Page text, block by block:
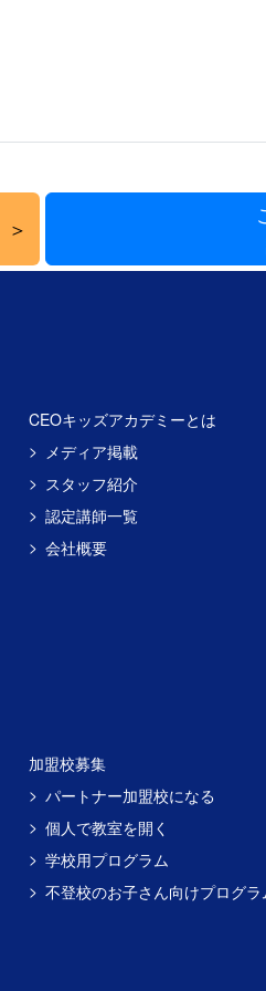
CEOキッズアカデミーとは
メディア掲載
スタッフ紹介
認定講師一覧
会社概要
加盟校募集
パートナー加盟校になる
個人で教室を開く
学校用プログラム
不登校のお子さん向けプログラ